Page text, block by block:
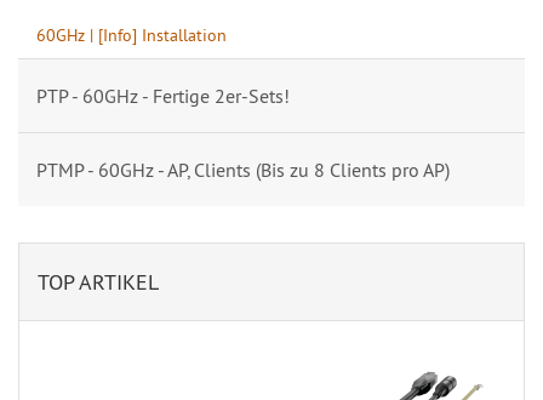
60GHz | [Info] Installation
PTP - 60GHz - Fertige 2er-Sets!
PTMP - 60GHz - AP, Clients (Bis zu 8 Clients pro AP)
TOP ARTIKEL